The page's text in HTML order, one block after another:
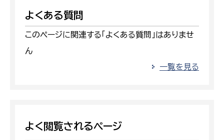
よくある質問
このページに関連する「よくある質問」はありませ
ん
一覧を見る
よく閲覧されるページ